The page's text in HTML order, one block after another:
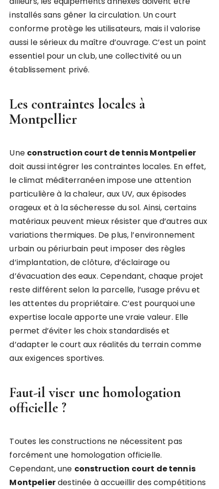
installés sans gêner la circulation. Un court
conforme protège les utilisateurs, mais il valorise
aussi le sérieux du maître d’ouvrage. C’est un point
essentiel pour un club, une collectivité ou un
établissement privé.
Les contraintes locales à
Montpellier
Une construction court de tennis Montpelier
doit aussi intégrer les contraintes locales. En effet,
le climat méditerranéen impose une attention
particulière à la chaleur, aux UV, aux épisodes
orageux et à la sécheresse du sol. Ainsi, certains
matériaux peuvent mieux résister que d’autres aux
variations thermiques. De plus, l’environnement
urbain ou périurbain peut imposer des règles
d’implantation, de clôture, d’éclairage ou
d’évacuation des eaux. Cependant, chaque projet
reste différent selon la parcelle, l’usage prévu et
les attentes du propriétaire. C’est pourquoi une
expertise locale apporte une vraie valeur. Elle
permet d’éviter les choix standardisés et
d’adapter le court aux réalités du terrain comme
aux exigences sportives.
Faut-il viser une homologation
officielle ?
Toutes les constructions ne nécessitent pas
forcément une homologation officielle.
Cependant, une construction court de tennis
Montpelierdestinée à accueillir des compétitions